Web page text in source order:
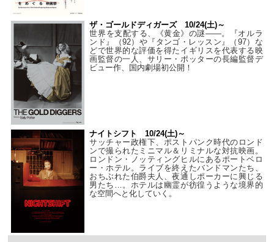
ザ・ゴールドディガーズ 10/24(土)～
世界を支配する、《黄金》の謎――。『オルラ
ンド』（92）や『タンゴ・レッスン』（97）な
どで世界的な評価を得たイギリスを代表する映
画監督の一人、サリー・ポッターの長編監督デ
ビュー作、国内劇場初公開！
ナイトシフト 10/24(土)～
サッチャー政権下、ポストパンク時代のロンド
ンで撮られたミニマル＆リミナルな対抗映画。
ロンドン・ノッティングヒルにあるポートベロ
ー・ホテル。ライブを終えたバンドマンたち、
おちぶれた伯爵夫人、夜通しポーカーに興じる
男たち…。ホテルは幽霊が彷徨うような境界的
な空間へと化していく。